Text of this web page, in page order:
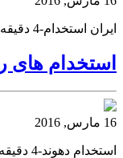
ایران استخدام-4 دقیقه پیش اتوبیوگرافی فانتزی
استخدام های روز یزد
16 مارس, 2016
استخدام دهوند-4 دقیقه پیش تلگرام